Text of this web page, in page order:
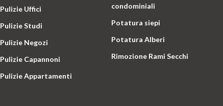
Pulizie Uffici
Pulizie Studi
Pulizie Negozi
Pulizie Capannoni
Pulizie Appartamenti
condominiali
Potatura siepi
Potatura Alberi
Rimozione Rami Secchi